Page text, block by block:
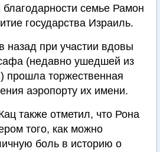
благодарности семье Рамон
государства Израиль.
назад при участии вдовы
(недавно ушедшей из
прошла торжественная
аэропорту их имени.
также отметил, что Рона
того, как можно
боль в историю о